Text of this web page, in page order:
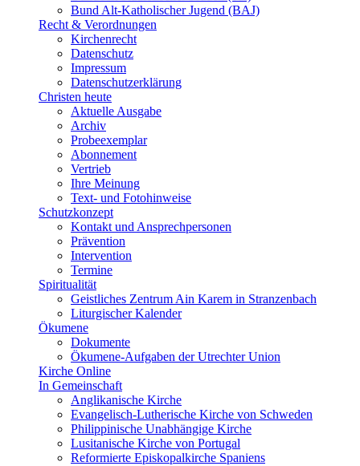
Bund Alt-Katholischer Jugend (BAJ)
Recht & Verordnungen
Kirchenrecht
Datenschutz
Impressum
Datenschutzerklärung
Christen heute
Aktuelle Ausgabe
Archiv
Probeexemplar
Abonnement
Vertrieb
Ihre Meinung
Text- und Fotohinweise
Schutzkonzept
Kontakt und Ansprechpersonen
Prävention
Intervention
Termine
Spiritualität
Geistliches Zentrum Ain Karem in Stranzenbach
Liturgischer Kalender
Ökumene
Dokumente
Ökumene-Aufgaben der Utrechter Union
Kirche Online
In Gemeinschaft
Anglikanische Kirche
Evangelisch-Lutherische Kirche von Schweden
Philippinische Unabhängige Kirche
Lusitanische Kirche von Portugal
Reformierte Episkopalkirche Spaniens